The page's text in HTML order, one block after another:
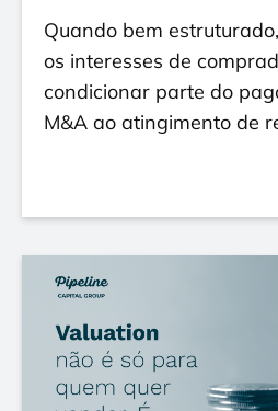
Quando bem
os interesses de
condicionar parte do
M&A ao atingimento de